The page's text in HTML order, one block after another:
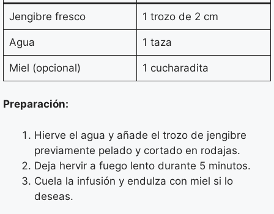
Jengibre fresco 1 trozo de 2 cm
Agua 1 taza
Miel (opcional) 1 cucharadita
Preparación:
Hierve el agua y añade el trozo de jengibre
previamente pelado y cortado en rodajas.
Deja hervir a fuego lento durante 5 minutos.
Cuela la infusión y endulza con miel si lo
deseas.